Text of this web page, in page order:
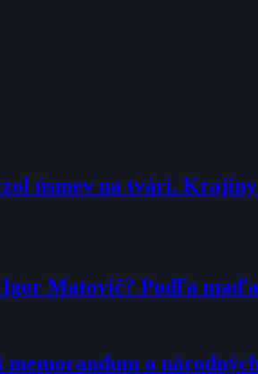
úsmev na tvári.
Matovič? Podľa
o